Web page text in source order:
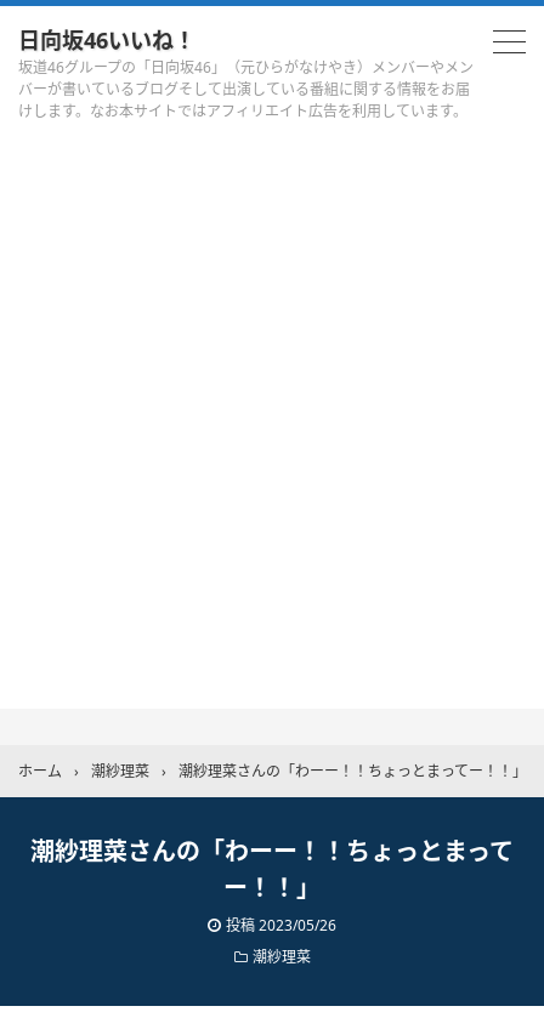
日向坂46いいね！
坂道46グループの「日向坂46」（元ひらがなけやき）メンバーやメン
バーが書いているブログそして出演している番組に関する情報をお届
けします。なお本サイトではアフィリエイト広告を利用しています。
ホーム › 潮紗理菜 › 潮紗理菜さんの「わーー！！ちょっとまってー！！」
潮紗理菜さんの「わーー！！ちょっとまって
ー！！」
投稿2023/05/26
潮紗理菜